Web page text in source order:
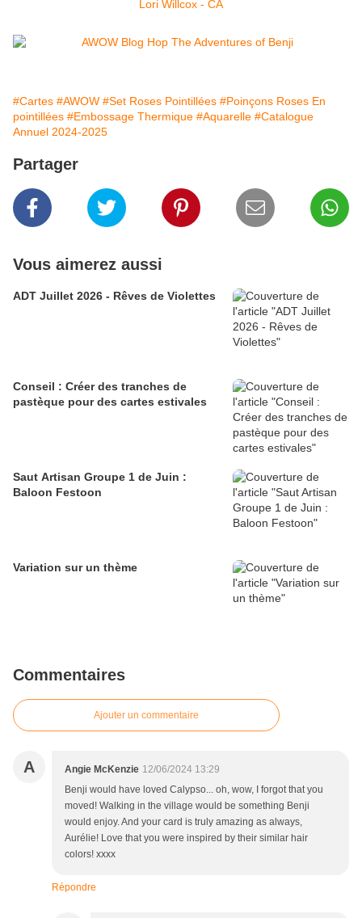
Lori Willcox - CA
#Cartes #AWOW #Set Roses Pointillées #Poinçons Roses En
pointillées #Embossage Thermique #Aquarelle #Catalogue
Annuel 2024-2025
Partager
Vous aimerez aussi
ADT Juillet 2026 - Rêves de Violettes
Conseil : Créer des tranches de
pastèque pour des cartes estivales
Saut Artisan Groupe 1 de Juin :
Baloon Festoon
Variation sur un thème
Commentaires
Ajouter un commentaire
A Angie McKenzie 12/06/2024 13:29
Benji would have loved Calypso... oh, wow, I forgot that you
moved! Walking in the village would be something Benji
would enjoy. And your card is truly amazing as always,
Aurélie! Love that you were inspired by their similar hair
colors! xxxx
Répondre